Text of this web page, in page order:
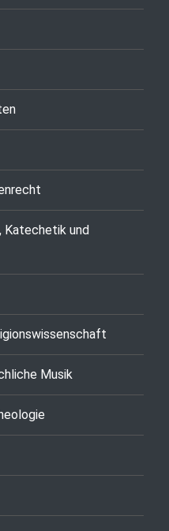
Katechetik und
Musik